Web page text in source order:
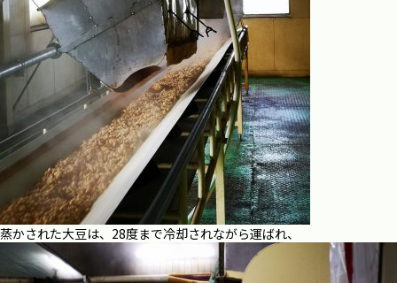
蒸かされた大豆は、28度まで冷却されながら運ばれ、